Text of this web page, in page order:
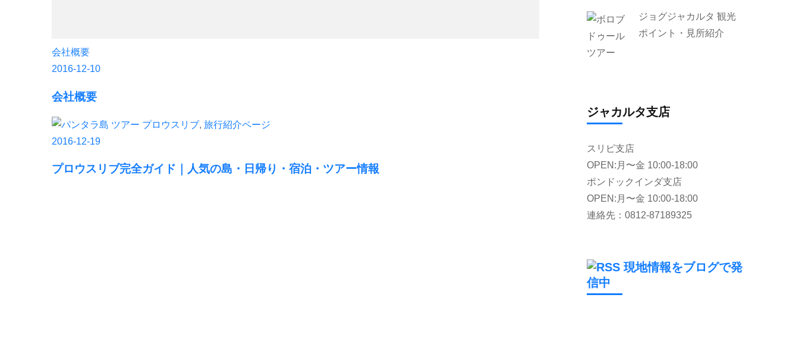
会社概要
2016-12-10
会社概要
プロウスリブ, 旅行紹介ページ
2016-12-19
プロウスリブ完全ガイド｜人気の島・日帰り・宿泊・ツアー情報
ジョグジャカルタ 観光
ポイント・見所紹介
ジャカルタ支店
スリピ支店
OPEN:月〜金 10:00-18:00
ポンドックインダ支店
OPEN:月〜金 10:00-18:00
連絡先：0812-87189325
現地情報をブログで発
信中